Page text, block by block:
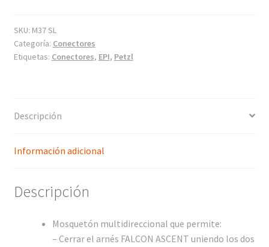
SKU: M37 SL
Categoría: Conectores
Etiquetas: Conectores, EPI, Petzl
Descripción
Información adicional
Descripción
Mosquetón multidireccional que permite:
– Cerrar el arnés FALCON ASCENT uniendo los dos